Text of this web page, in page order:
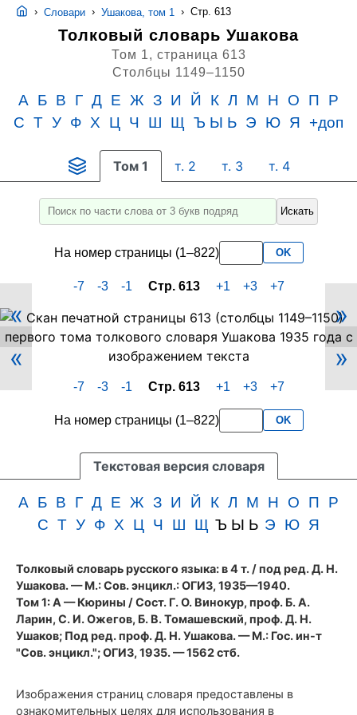
› Словари › Ушакова, том 1 › Стр. 613
Толковый словарь Ушакова
Том 1, страница 613
Столбцы 1149–1150
А Б В Г Д Е Ж З И Й К Л М Н О П
Р
С Т У Ф Х Ц Ч Ш Щ Ъ Ы Ь Э Ю Я +доп
Том 1 т. 2 т. 3 т. 4
Введите
поиска
слово
его
часть
не
3
букв
подряд
Искать
На номер страницы (1–822) OK
-7 -3 -1 Стр. 613 +1 +3 +7
Скан
PDF-
страницы
(cтолбцы
словаря
Ушакова
(1935
«
»
«
»
-7 -3 -1 Стр. 613 +1 +3 +7
На номер страницы (1–822) OK
Текстовая версия словаря
А Б В Г Д Е Ж З И Й К Л М Н О П
Р
С Т У Ф Х Ц Ч Ш Щ Ъ Ы Ь Э Ю Я
Толковый словарь русского языка: в 4 т. / под ред. Д. Н.
Ушакова. — М.: Сов. энцикл.: ОГИЗ, 1935—1940.
Том 1: А — Кюрины / Сост. Г. О. Винокур, проф. Б. А.
Ларин, С. И. Ожегов, Б. В. Томашевский, проф. Д. Н.
Ушаков; Под ред. проф. Д. Н. Ушакова. — М.: Гос. ин-т
"Сов. энцикл."; ОГИЗ, 1935. — 1562 стб.
Изображения страниц словаря предоставлены в
ознакомительных целях для использования в